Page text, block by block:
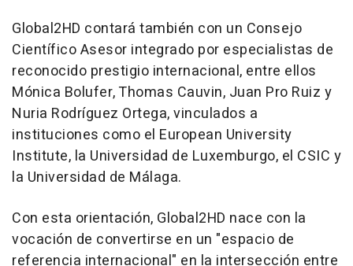
Global2HD contará también con un Consejo
Científico Asesor integrado por especialistas de
reconocido prestigio internacional, entre ellos
Mónica Bolufer, Thomas Cauvin, Juan Pro Ruiz y
Nuria Rodríguez Ortega, vinculados a
instituciones como el European University
Institute, la Universidad de Luxemburgo, el CSIC y
la Universidad de Málaga.
Con esta orientación, Global2HD nace con la
vocación de convertirse en un "espacio de
referencia internacional" en la intersección entre